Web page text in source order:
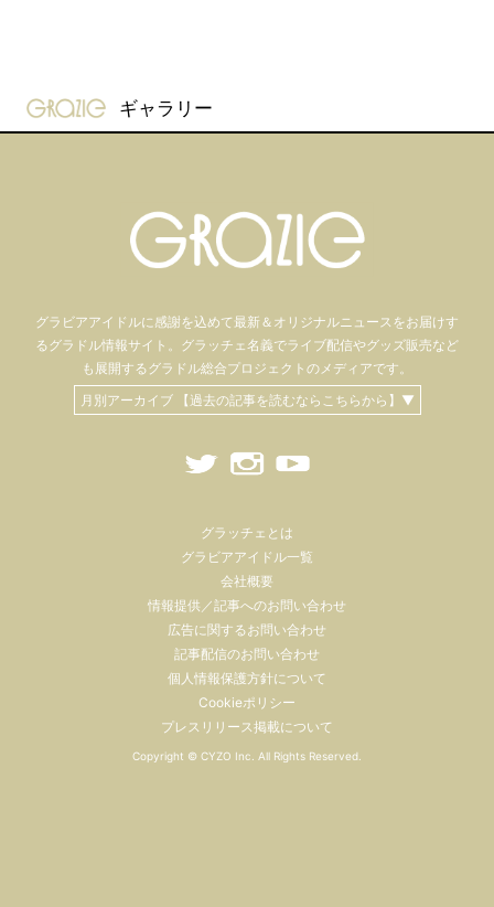
gravure-grazie
ギャラリー
グラビアアイドルに感謝を込めて最新＆オリジナルニュースをお届けす
るグラドル情報サイト。 グラッチェ名義でライブ配信やグッズ販売など
も 展開するグラドル総合プロジェクトのメディアです。
月別アーカイブ 【過去の記事を読むならこちらから】▼
グラッチェとは
グラビアアイドル一覧
会社概要
情報提供／記事へのお問い合わせ
広告に関するお問い合わせ
記事配信のお問い合わせ
個人情報保護方針について
Cookieポリシー
プレスリリース掲載について
Copyright © CYZO Inc. All Rights Reserved.